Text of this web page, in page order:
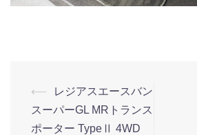
⟵
レジアスエースバン
スーパーGL MRトランス
ポーター TypeⅡ 4WD